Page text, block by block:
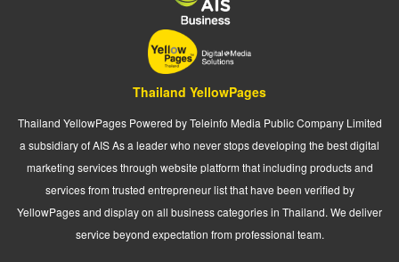
Thailand YellowPages
Thailand YellowPages Powered by Teleinfo Media Public Company Limited
a subsidiary of AIS As a leader who never stops developing the best digital
marketing services through website platform that including products and
services from trusted entrepreneur list that have been verified by
YellowPages and display on all business categories in Thailand. We deliver
service beyond expectation from professional team.